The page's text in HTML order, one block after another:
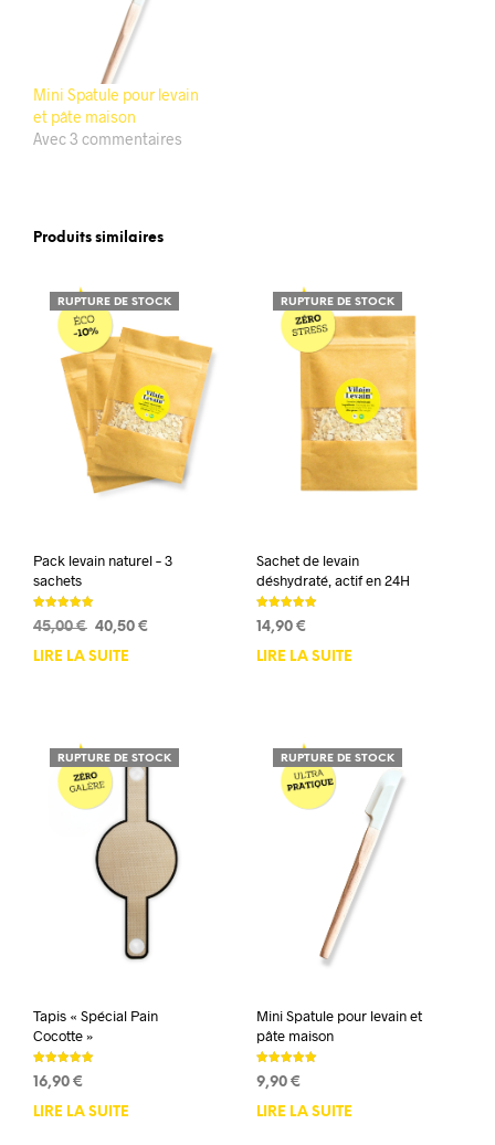
Mini Spatule pour levain
et pâte maison
Avec 3 commentaires
Produits similaires
RUPTURE DE STOCK
Pack levain naturel – 3
sachets
5.00
45,00€ Le
prix
40,50 €
LIRE LA SUITE
RUPTURE DE STOCK
Sachet de levain
déshydraté, actif en 24H
5.00
14,90 €
LIRE LA SUITE
RUPTURE DE STOCK
Tapis « Spécial Pain
Cocotte »
Note
5.00
16,90 €
LIRE LA SUITE
RUPTURE DE STOCK
Mini Spatule pour levain et
pâte maison
Note
5.00
9,90 €
LIRE LA SUITE